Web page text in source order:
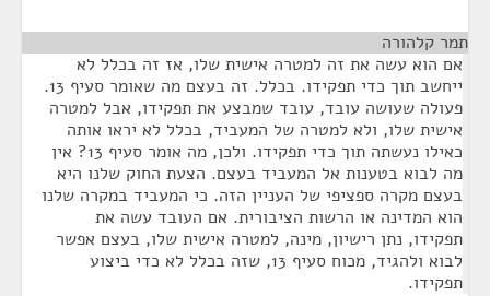
תמר קלהורה
אם הוא עשה את זה למטרה אישית שלו, אז זה בכלל לא
ייחשב תוך כדי תפקידו. בכלל. זה בעצם מה שאומר סעיף 13.
פעולה שעושה עובד, עובד שמבצע את תפקידו, אבל למטרה
אישית שלו, ולא למטרה של המעביד, בכלל לא יראו אותה
כאילו נעשתה תוך כדי תפקידו. ולכן, מה אומר סעיף 13? אין
מה לבוא בטענות אל המעביד בעצם. הצעת החוק שלנו היא
בעצם מקרה ספציפי של העניין הזה. כי המעביד במקרה שלנו
הוא המדינה או הרשות הציבורית. אם העובד עשה את
תפקידו, נתן רישיון, מינה, למטרה אישית שלו, בעצם אפשר
לבוא ולהגיד, מכוח סעיף 13, שזה בכלל לא כדי ביצוע
תפקידו.